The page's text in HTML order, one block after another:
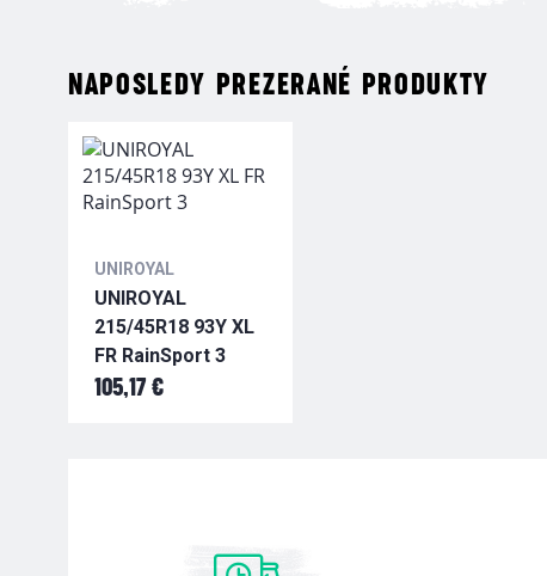
NAPOSLEDY PREZERANÉ PRODUKTY
UNIROYAL
UNIROYAL
215/45R18 93Y XL
FR RainSport 3
105,17 €